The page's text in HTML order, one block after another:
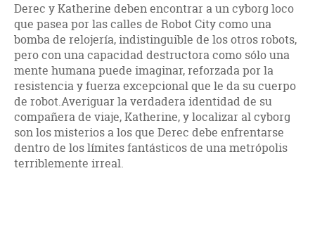
Derec y Katherine deben encontrar a un cyborg loco
que pasea por las calles de Robot City como una
bomba de relojería, indistinguible de los otros robots,
pero con una capacidad destructora como sólo una
mente humana puede imaginar, reforzada por la
resistencia y fuerza excepcional que le da su cuerpo
de robot.Averiguar la verdadera identidad de su
compañera de viaje, Katherine, y localizar al cyborg
son los misterios a los que Derec debe enfrentarse
dentro de los límites fantásticos de una metrópolis
terriblemente irreal.